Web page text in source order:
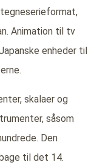
Animation til tv
enheder til
skalaer og
såsom
Den
til det 14.